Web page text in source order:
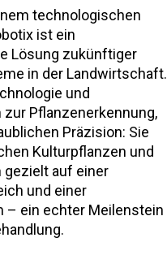
technologischen
ist ein
Lösung zukünftiger
in der Landwirtschaft.
und
Pflanzenerkennung,
Präzision: Sie
Kulturpflanzen und
gezielt auf einer
und einer
– ein echter Meilenstein